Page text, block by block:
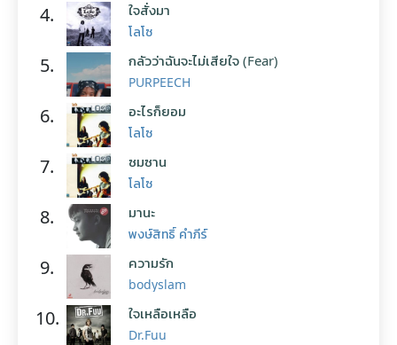
4. ใจสั่งมา
โลโซ
5. กลัวว่าฉันจะไม่เสียใจ (Fear)
PURPEECH
6. อะไรก็ยอม
โลโซ
7. ซมซาน
โลโซ
8. มานะ
พงษ์สิทธิ์ คำภีร์
9. ความรัก
bodyslam
10. ใจเหลือเหลือ
Dr.Fuu